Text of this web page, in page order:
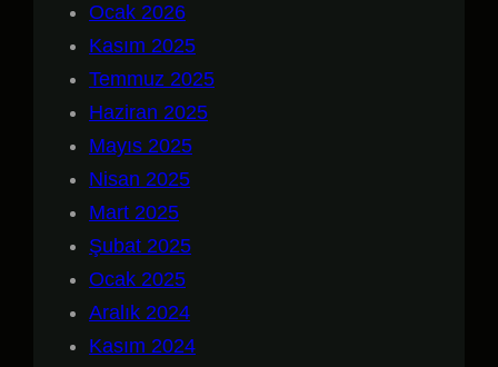
Ocak 2026
Kasım 2025
Temmuz 2025
Haziran 2025
Mayıs 2025
Nisan 2025
Mart 2025
Şubat 2025
Ocak 2025
Aralık 2024
Kasım 2024